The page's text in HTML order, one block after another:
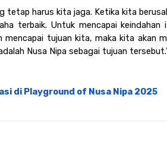
tetap harus kita jaga. Ketika kita
terbaik. Untuk mencapai keindahan
mencapai tujuan kita, maka kita akan
Nusa Nipa sebagai tujuan
di Playground of Nusa Nipa 2025